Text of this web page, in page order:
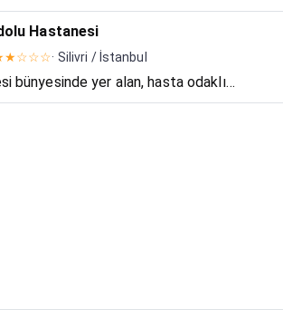
Acıbadem Maslak Hastanesi,
girdi. 40000 m2'lik kapalı alana sahip
altyapısı, cihaz donanımı, bir...
Hastanesi
· Silivri / İstanbul
bünyesinde yer alan, hasta odaklı
tanı ve tedavi yöntemleri ile hizmet